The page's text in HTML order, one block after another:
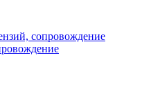
сопровождение